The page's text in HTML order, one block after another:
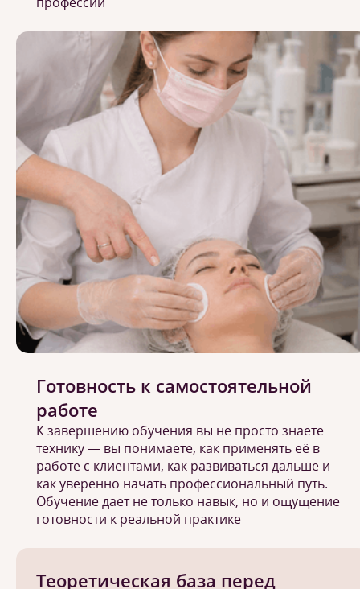
Теоретическая база перед
Готовность к самостоятельной
работе
К завершению обучения вы не просто знаете
технику — вы понимаете, как применять её в
работе с клиентами, как развиваться дальше и
как уверенно начать профессиональный путь.
Обучение дает не только навык, но и ощущение
готовности к реальной практике